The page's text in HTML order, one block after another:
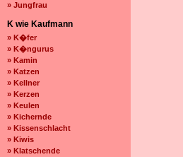
» Jungfrau
K wie Kaufmann
» K�fer
» K�ngurus
» Kamin
» Katzen
» Kellner
» Kerzen
» Keulen
» Kichernde
» Kissenschlacht
» Kiwis
» Klatschende